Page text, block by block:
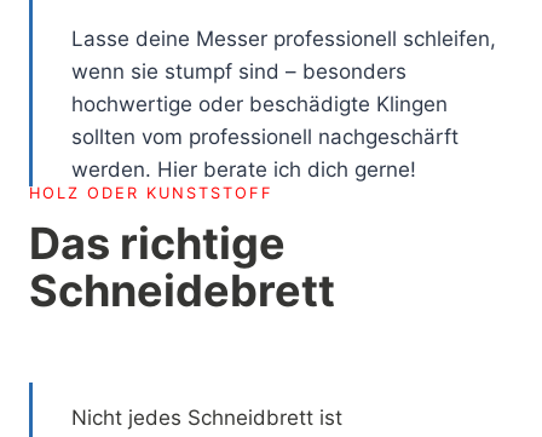
Lasse deine Messer professionell schleifen,
wenn sie stumpf sind – besonders
hochwertige oder beschädigte Klingen
sollten vom professionell nachgeschärft
werden. Hier berate ich dich gerne!
HOLZ ODER KUNSTSTOFF
Das richtige
Schneidebrett
Nicht jedes Schneidbrett ist